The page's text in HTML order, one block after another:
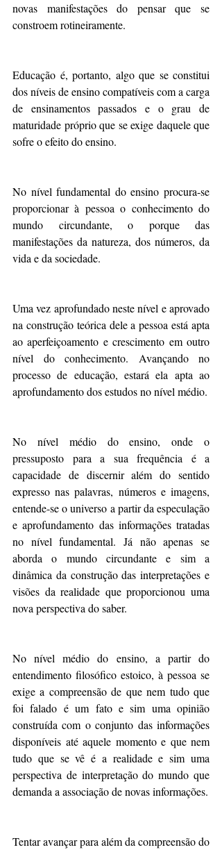
novas manifestações do pensar que se
constroem rotineiramente.
Educação é, portanto, algo que se constitui
dos níveis de ensino compatíveis com a carga
de ensinamentos passados e o grau de
maturidade próprio que se exige daquele que
sofre o efeito do ensino.
No nível fundamental do ensino procura-se
proporcionar à pessoa o conhecimento do
mundo circundante, o porque das
manifestações da natureza, dos números, da
vida e da sociedade.
Uma vez aprofundado neste nível e aprovado
na construção teórica dele a pessoa está apta
ao aperfeiçoamento e crescimento em outro
nível do conhecimento. Avançando no
processo de educação, estará ela apta ao
aprofundamento dos estudos no nível médio.
No nível médio do ensino, onde o
pressuposto para a sua frequência é a
capacidade de discernir além do sentido
expresso nas palavras, números e imagens,
entende-se o universo a partir da especulação
e aprofundamento das informações tratadas
no nível fundamental. Já não apenas se
aborda o mundo circundante e sim a
dinâmica da construção das interpretações e
visões da realidade que proporcionou uma
nova perspectiva do saber.
No nível médio do ensino, a partir do
entendimento filosófico estoico, à pessoa se
exige a compreensão de que nem tudo que
foi falado é um fato e sim uma opinião
construída com o conjunto das informações
disponíveis até aquele momento e que nem
tudo que se vê é a realidade e sim uma
perspectiva de interpretação do mundo que
demanda a associação de novas informações.
Tentar avançar para além da compreensão do